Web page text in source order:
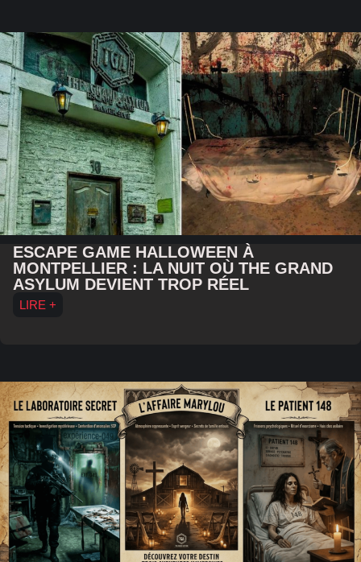
ESCAPE GAME HALLOWEEN À
MONTPELLIER : LA NUIT OÙ THE GRAND
ASYLUM DEVIENT TROP RÉEL
LIRE +